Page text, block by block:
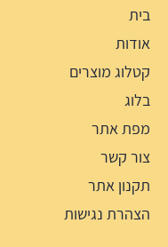
בית
אודות
קטלוג מוצרים
בלוג
מפת אתר
צור קשר
תקנון אתר
הצהרת נגישות